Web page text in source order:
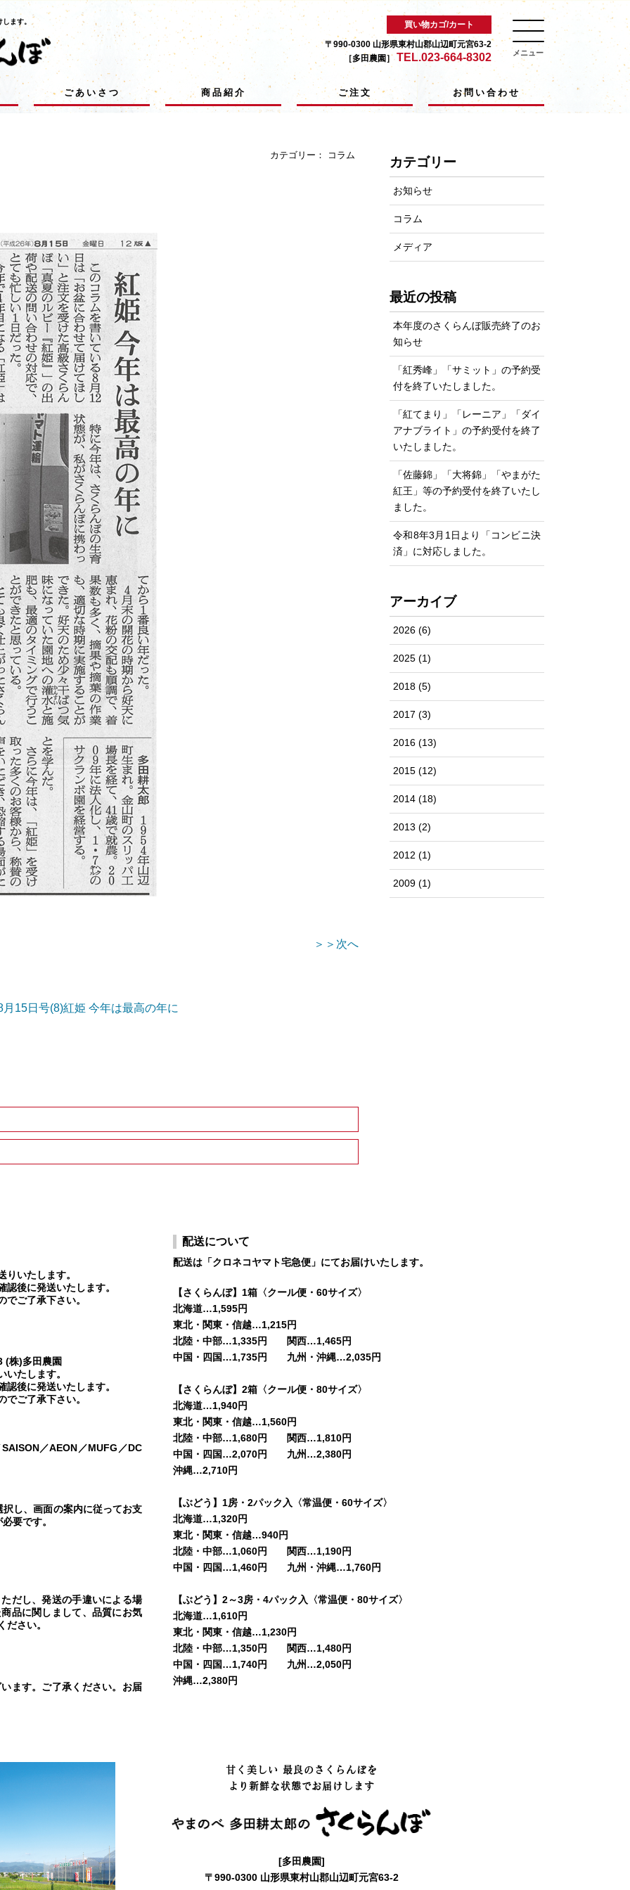
ます。
買い物カゴ/カート
〒990-0300 山形県東村山郡山辺町元宮63-2
［多田農園］TEL.023-664-8302 メニュー
ごあいさつ 商品紹介 ご注文 お問い合わせ
カテゴリー： コラム
＞＞次へ
15日号(8)紅姫 今年は最高の年に
カテゴリー
お知らせ
コラム
メディア
最近の投稿
本年度のさくらんぼ販売終了のお
知らせ
「紅秀峰」「サミット」の予約受
付を終了いたしました。
「紅てまり」「レーニア」「ダイ
アナブライト」の予約受付を終了
いたしました。
「佐藤錦」「大将錦」「やまがた
紅王」等の予約受付を終了いたし
ました。
令和8年3月1日より「コンビニ決
済」に対応しました。
アーカイブ
2026 (6)
2025 (1)
2018 (5)
2017 (3)
2016 (13)
2015 (12)
2014 (18)
2013 (2)
2012 (1)
2009 (1)
いたします。
後に発送いたします。
ご了承下さい。
(株)多田農園
たします。
後に発送いたします。
ご了承下さい。
／AEON／MUFG／DC
し、画面の案内に従ってお支
要です。
だし、発送の手違いによる場
品に関しまして、品質にお気
さい。
ます。ご了承ください。お届
配送について
配送は「クロネコヤマト宅急便」にてお届けいたします。
【さくらんぼ】1箱〈クール便・60サイズ〉
北海道…1,595円
東北・関東・信越…1,215円
北陸・中部…1,335円 関西…1,465円
中国・四国…1,735円 九州・沖縄…2,035円
【さくらんぼ】2箱〈クール便・80サイズ〉
北海道…1,940円
東北・関東・信越…1,560円
北陸・中部…1,680円 関西…1,810円
中国・四国…2,070円 九州…2,380円
沖縄…2,710円
【ぶどう】1房・2パック入〈常温便・60サイズ〉
北海道…1,320円
東北・関東・信越…940円
北陸・中部…1,060円 関西…1,190円
中国・四国…1,460円 九州・沖縄…1,760円
【ぶどう】2～3房・4パック入〈常温便・80サイズ〉
北海道…1,610円
東北・関東・信越…1,230円
北陸・中部…1,350円 関西…1,480円
中国・四国…1,740円 九州…2,050円
沖縄…2,380円
甘く美しい 最良のさくらんぼを
より新鮮な状態でお届けします
[多田農園]
〒990-0300 山形県東村山郡山辺町元宮63-2